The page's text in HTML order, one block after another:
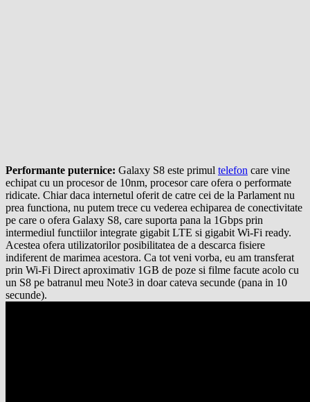
Performante puternice: Galaxy S8 este primul telefon care vine
echipat cu un procesor de 10nm, procesor care ofera o performate
ridicate. Chiar daca internetul oferit de catre cei de la Parlament nu
prea functiona, nu putem trece cu vederea echiparea de conectivitate
pe care o ofera Galaxy S8, care suporta pana la 1Gbps prin
intermediul functiilor integrate gigabit LTE si gigabit Wi-Fi ready.
Acestea ofera utilizatorilor posibilitatea de a descarca fisiere
indiferent de marimea acestora. Ca tot veni vorba, eu am transferat
prin Wi-Fi Direct aproximativ 1GB de poze si filme facute acolo cu
un S8 pe batranul meu Note3 in doar cateva secunde (pana in 10
secunde).